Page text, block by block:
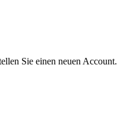
Sie einen neuen Account.